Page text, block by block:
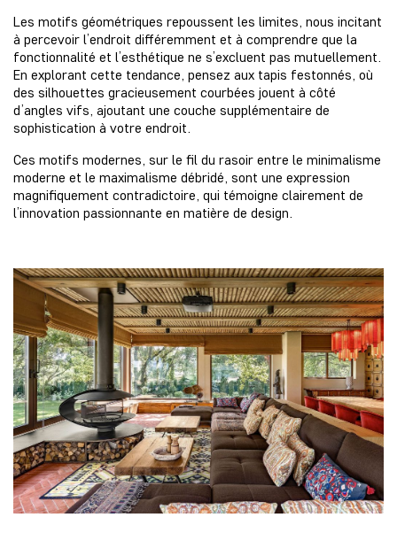
Les motifs géométriques repoussent les limites, nous incitant
à percevoir l’endroit différemment et à comprendre que la
fonctionnalité et l’esthétique ne s’excluent pas mutuellement.
En explorant cette tendance, pensez aux tapis festonnés, où
des silhouettes gracieusement courbées jouent à côté
d’angles vifs, ajoutant une couche supplémentaire de
sophistication à votre endroit.
Ces motifs modernes, sur le fil du rasoir entre le minimalisme
moderne et le maximalisme débridé, sont une expression
magnifiquement contradictoire, qui témoigne clairement de
l’innovation passionnante en matière de design.